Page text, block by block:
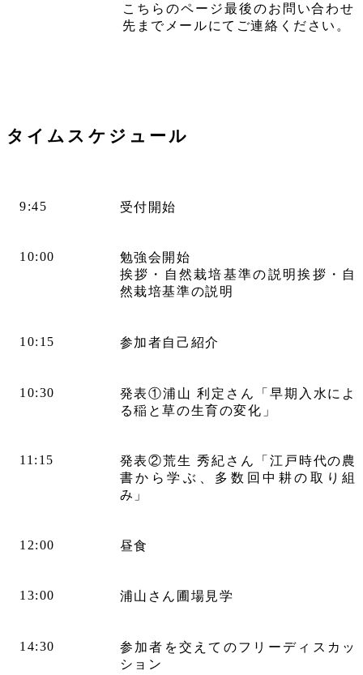
こちらのページ最後のお問い合わせ
先までメールにてご連絡ください。
タイムスケジュール
9:45 受付開始
10:00
勉強会開始
挨拶・自然栽培基準の説明挨拶・自
然栽培基準の説明
10:15 参加者自己紹介
10:30
発表①浦山 利定さん「早期入水によ
る稲と草の生育の変化」
11:15
発表②荒生 秀紀さん「江戸時代の農
書から学ぶ、多数回中耕の取り組
み」
12:00 昼食
13:00 浦山さん圃場見学
14:30
参加者を交えてのフリーディスカッ
ション